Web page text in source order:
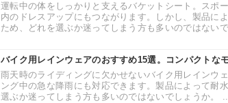
運転中の体をしっかりと支えるバケットシート。スポ
内のドレスアップにもつながります。しかし、製品に
ため、どれを選ぶか迷ってしまう方も多いのではない
バイク用レインウェアのおすすめ15選。コンパクトな
雨天時のライディングに欠かせないバイク用レインウ
ング中の急な降雨にも対応できます。製品によって耐
選ぶか迷ってしまう方も多いのではないでしょうか。